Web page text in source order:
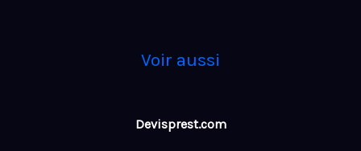
Voir aussi
Devisprest.com